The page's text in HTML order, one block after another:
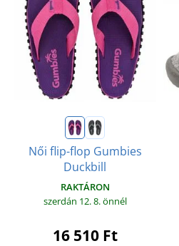
Női flip-flop Gumbies
Duckbill
RAKTÁRON
szerdán 12. 8.önnél
16 510 Ft